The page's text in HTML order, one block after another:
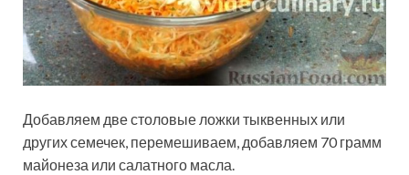
Добавляем две столовые ложки тыквенных или
других семечек, перемешиваем, добавляем 70 грамм
майонеза или салатного масла.